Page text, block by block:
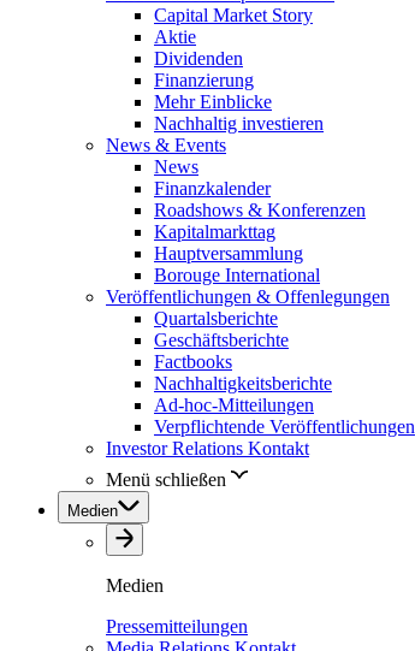
Capital Market Story
Aktie
Dividenden
Finanzierung
Mehr Einblicke
Nachhaltig investieren
News & Events
News
Finanzkalender
Roadshows & Konferenzen
Kapitalmarkttag
Hauptversammlung
Borouge International
Veröffentlichungen & Offenlegungen
Quartalsberichte
Geschäftsberichte
Factbooks
Nachhaltigkeitsberichte
Ad-hoc-Mitteilungen
Verpflichtende Veröffentlichungen
Investor Relations Kontakt
Menü schließen
Medien
Medien
Pressemitteilungen